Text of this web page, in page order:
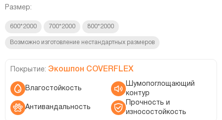
Размер:
600*2000 700*2000 800*2000
Возможно изготовление нестандартных размеров
Покрытие: Экошпон COVERFLEX
Влагостойкость
Шумопоглощающий
контур
Антивандальность
Прочность и
износостойкость